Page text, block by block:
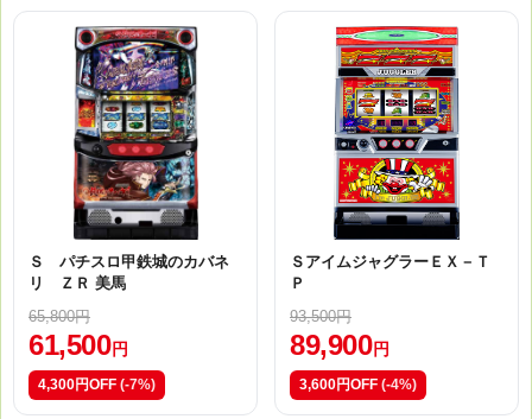
Ｓ パチスロ甲鉄城のカバネ
リ ＺＲ 美馬
65,800円
61,500 円
4,300円OFF (-7%)
ＳアイムジャグラーＥＸ－Ｔ
Ｐ
93,500円
89,900 円
3,600円OFF (-4%)